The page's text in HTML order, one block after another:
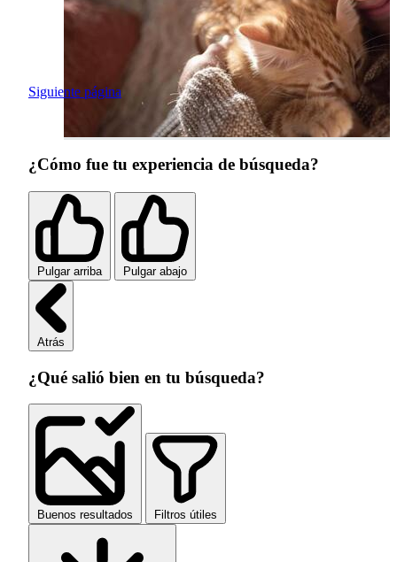
Siguiente página
¿Cómo fue tu experiencia de búsqueda?
Pulgar arriba Pulgar abajo
Atrás
¿Qué salió bien en tu búsqueda?
Buenos resultados Filtros útiles